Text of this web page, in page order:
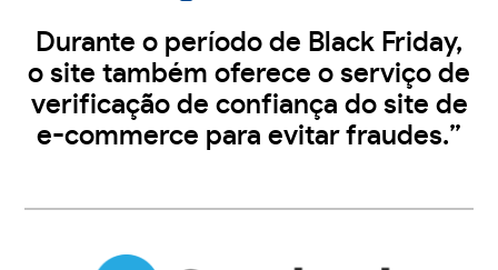
Durante o período de Black Friday,
o site também oferece o serviço de
verificação de confiança do site de
e-commerce para evitar fraudes.”